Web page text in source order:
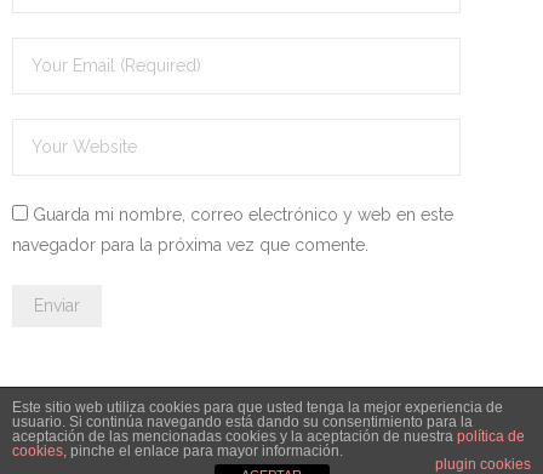
Andalucía - 2024
2024
- - TEST de Auxiliar Administrativo DGA Aragón 2026
- - TEST de Administrativo DGA Aragón 2026
Zaragoza Unizar - 2025
- Castilla-La Mancha
Guarda mi nombre, correo electrónico y web en este
navegador para la próxima vez que comente.
© 2026 Leyesdeoposiciones.es - info@leyesdeoposiciones.es
Este sitio web utiliza cookies para que usted tenga la mejor experiencia de
usuario. Si continúa navegando está dando su consentimiento para la
aceptación de las mencionadas cookies y la aceptación de nuestra política de
cookies, pinche el enlace para mayor información.
plugin cookies